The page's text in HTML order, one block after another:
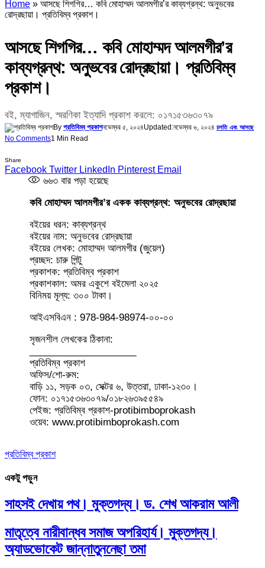
Home » আসছে শিগগির… কবি মোহাম্মদ আলমগীর’র কাব্যগ্রন্থ: অনুভবের
রোদ্রছায়া। প্রতিবিম্ব প্রকাশ।
আসছে শিগগির… কবি মোহাম্মদ আলমগীর’র
কাব্যগ্রন্থ: অনুভবের রোদ্রছায়া। প্রতিবিম্ব
প্রকাশ।
বই, ম্যাগাজিন, স্মরণিকা ইত্যাদি প্রকাশ করলে: ০১৭১৫৩৬৩০৭৯
By প্রতিবিম্ব প্রকাশনভেম্বর ৫, ২০২৪Updated:নভেম্বর ৬, ২০২৪ চলতি এবং আসছে
No Comments1 Min Read
Share
Facebook Twitter LinkedIn Pinterest Email
৬৬৩ বার পড়া হয়েছে
কবি মোহাম্মদ আলমগীর’র একক কাব্যগ্রন্থ: অনুভবের রোদ্রছায়া
বইয়ের ধরন: কাব্যগ্রন্থ
বইয়ের নাম: অনুভবের রোদ্রছায়া
বইয়ের লেখক: মোহাম্মদ আলমগীর (জুয়েল)
প্রচ্ছদ: চারু পিন্টু
প্রকাশক: প্রতিবিম্ব প্রকাশ
প্রকাশকাল: অমর একুশে বইমেলা ২০২৫
বিনিময় মূল্য: ৩০০ টাকা।
আইএসবিএন : 978-984-98974-০০-০০
সৃজনশীল লেখকের ঠিকানা:
প্রতিবিম্ব প্রকাশ
অফিস/শো-রুম:
বাড়ি ১১, সড়ক ০৩, সেক্টর ৬, উত্তরা, ঢাকা-১২৩০।
ফোন: ০১৭১৫৩৬৩০৭৯/০১৮২৬৩৯৫৫৪৯
পেইজ: প্রতিবিম্ব প্রকাশ-protibimboprokash
ওয়েব: www.protibimboprokash.com
প্রতিবিম্ব প্রকাশ
একটু পড়ুন
সাহসই দেখায় পথ। মুক্তগদ্য। ড. শেখ আকরাম আলী
মাতৃত্বে নারীবান্ধব সমাজ অপরিহার্য। মুক্তগদ্য।
অ্যাডভোকেট জান্নাতুননেছা তমা